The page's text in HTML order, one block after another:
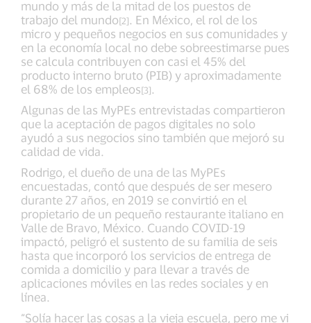
mundo y más de la mitad de los puestos de
trabajo del mundo[2]. En México, el rol de los
micro y pequeños negocios en sus comunidades y
en la economía local no debe sobreestimarse pues
se calcula contribuyen con casi el 45% del
producto interno bruto (PIB) y aproximadamente
el 68% de los empleos[3].
Algunas de las MyPEs entrevistadas compartieron
que la aceptación de pagos digitales no solo
ayudó a sus negocios sino también que mejoró su
calidad de vida.
Rodrigo, el dueño de una de las MyPEs
encuestadas, contó que después de ser mesero
durante 27 años, en 2019 se convirtió en el
propietario de un pequeño restaurante italiano en
Valle de Bravo, México. Cuando COVID-19
impactó, peligró el sustento de su familia de seis
hasta que incorporó los servicios de entrega de
comida a domicilio y para llevar a través de
aplicaciones móviles en las redes sociales y en
línea.
“Solía hacer las cosas a la vieja escuela, pero me vi